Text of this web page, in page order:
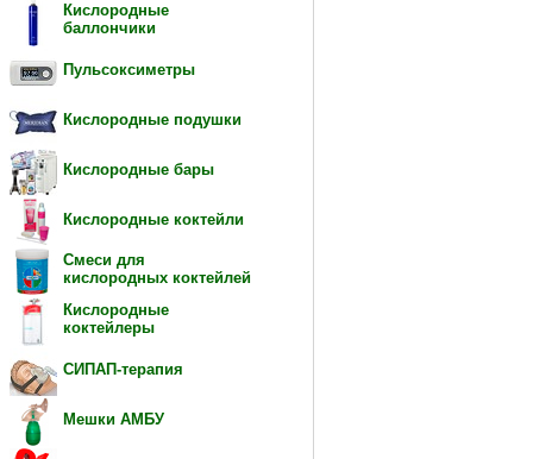
Кислородные
баллончики
Пульсоксиметры
Кислородные подушки
Кислородные бары
Кислородные коктейли
Смеси для
кислородных коктейлей
Кислородные
коктейлеры
СИПАП-терапия
Мешки АМБУ